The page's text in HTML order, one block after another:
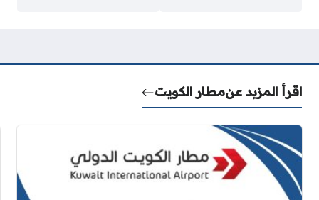
اقرأ المزيد عنمطار الكويت